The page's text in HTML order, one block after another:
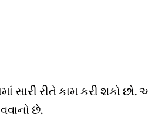
રીતે કામ કરી શકો છો.
છે.